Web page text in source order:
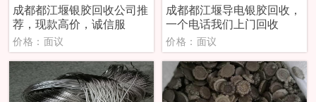
成都都江堰银胶回收公司推
荐，现款高价，诚信服
价格：面议
成都都江堰导电银胶回收，
一个电话我们上门回收
价格：面议